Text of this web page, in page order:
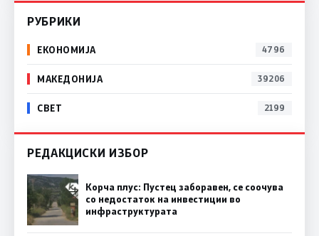
РУБРИКИ
ЕКОНОМИЈА 4796
МАКЕДОНИЈА 39206
СВЕТ 2199
РЕДАКЦИСКИ ИЗБОР
Корча плус: Пустец заборавен, се соочува
со недостаток на инвестиции во
инфраструктурата